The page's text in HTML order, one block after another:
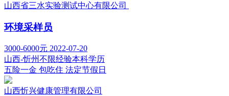
山西省三水实验测试中心有限公司
环境采样员
3000-6000元 2022-07-20
山西-忻州不限经验本科学历
五险一金 包吃住 法定节假日
山西忻兴健康管理有限公司